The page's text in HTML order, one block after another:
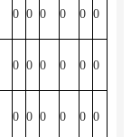
0 0 0 0 0 0
0 0 0 0 0 0
0 0 0 0 0 0